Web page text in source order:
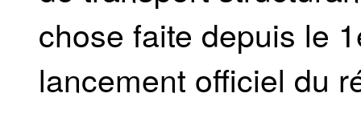
chose faite depuis le
lancement officiel du